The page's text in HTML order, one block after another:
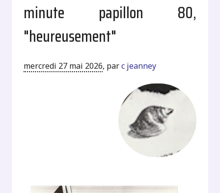
minute papillon 80,
"heureusement"
mercredi 27 mai 2026, parc jeanney